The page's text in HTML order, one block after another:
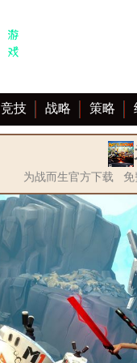
竞技 战略 策略
为战而生官方下载